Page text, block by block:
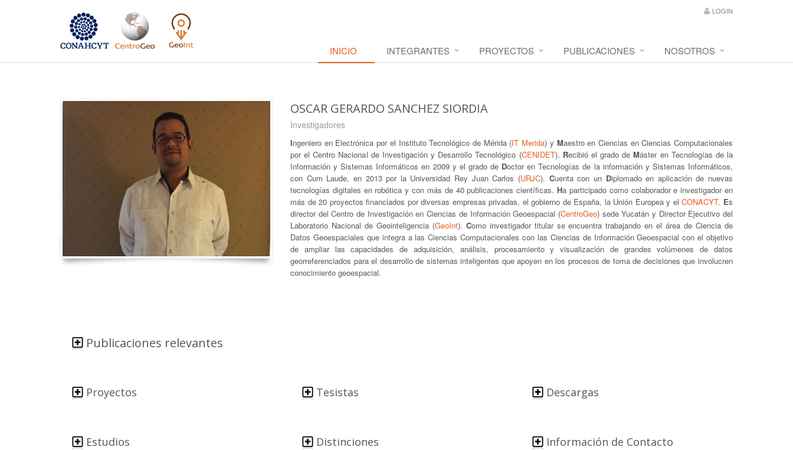
LOGIN
INICIO INTEGRANTES PROYECTOS PUBLICACIONES NOSOTROS
OSCAR GERARDO SANCHEZ SIORDIA
Investigadores
Ingeniero en Electrónica por el Instituto Tecnológico de Mérida (IT Merida) y Maestro en Ciencias en Ciencias Computacionales
por el Centro Nacional de Investigación y Desarrollo Tecnológico (CENIDET). Recibió el grado deMáster en Tecnologías de la
Información y Sistemas Informáticos en 2009 y el grado de Doctor en Tecnologías de la información y Sistemas Informáticos,
con Cum Laude, en 2013 por la Universidad Rey Juan Carlos (URJC). Cuenta con un Diplomado en aplicación de nuevas
tecnologías digitales en robótica y con más de 40 publicaciones científicas. Ha participado como colaborador e investigador en
más de 20 proyectos financiados por diversas empresas privadas, el gobierno de España, la Unión Europea y elCONACYT. Es
director del Centro de Investigación en Ciencias de Información Geoespacial (CentroGeo) sede Yucatán y Director Ejecutivo del
Laboratorio Nacional de Geointeligencia (GeoInt). Como investigador titular se encuentra trabajando en el área de Ciencia de
Datos Geoespaciales que integra a las Ciencias Computacionales con las Ciencias de Información Geoespacial con el objetivo
de ampliar las capacidades de adquisición, análisis, procesamiento y visualización de grandes volúmenes de datos
georreferenciados para el desarrollo de sistemas inteligentes que apoyen en los procesos de toma de decisiones que involucren
conocimiento geoespacial.
Publicaciones relevantes
Proyectos Tesistas Descargas
Estudios Distinciones Información de Contacto